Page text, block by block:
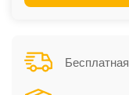
Бесплатная